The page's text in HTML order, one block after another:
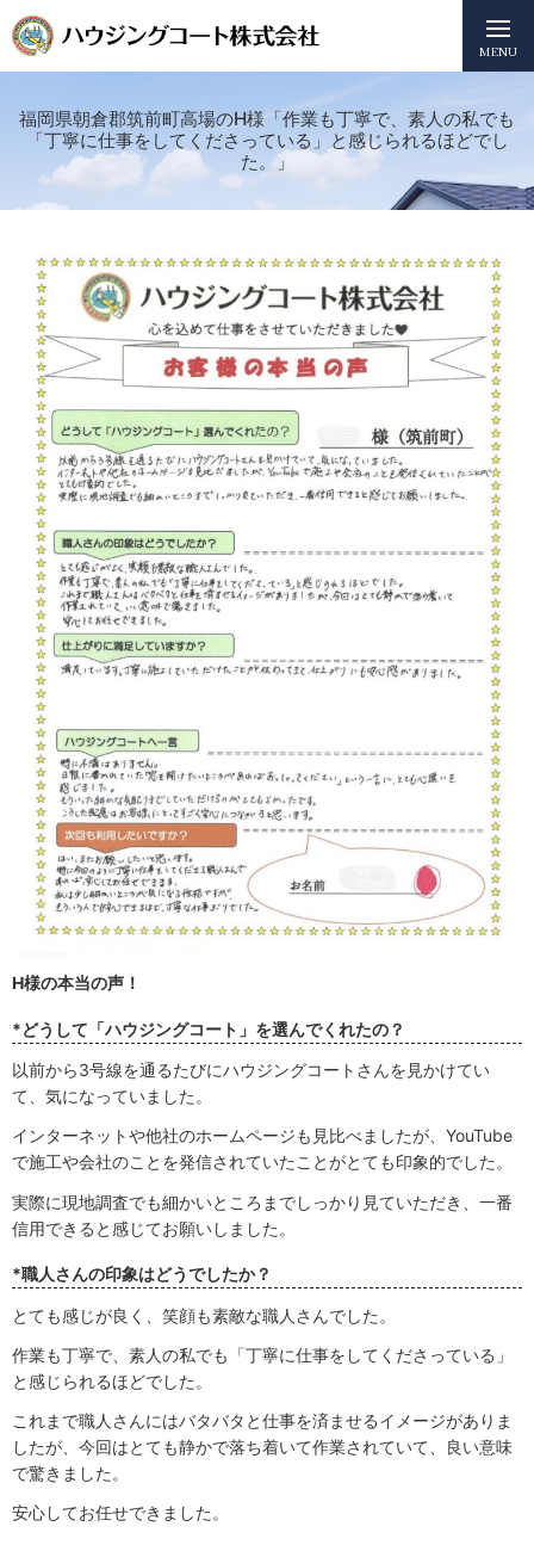
MENU
福岡県朝倉郡筑前町高場のH様「作業も丁寧で、素人の私でも
「丁寧に仕事をしてくださっている」と感じられるほどでし
た。」
H様の本当の声！
*どうして「ハウジングコート」を選んでくれたの？
以前から3号線を通るたびにハウジングコートさんを見かけてい
て、気になっていました。
インターネットや他社のホームページも見比べましたが、YouTube
で施工や会社のことを発信されていたことがとても印象的でした。
実際に現地調査でも細かいところまでしっかり見ていただき、一番
信用できると感じてお願いしました。
*職人さんの印象はどうでしたか？
とても感じが良く、笑顔も素敵な職人さんでした。
作業も丁寧で、素人の私でも「丁寧に仕事をしてくださっている」
と感じられるほどでした。
これまで職人さんにはバタバタと仕事を済ませるイメージがありま
したが、今回はとても静かで落ち着いて作業されていて、良い意味
で驚きました。
安心してお任せできました。